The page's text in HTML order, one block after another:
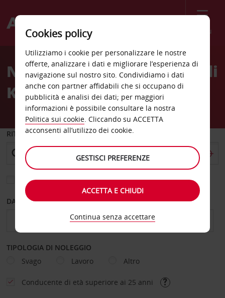
Menù
Welcome
AvisNoleggio auto Aeroporto di
Kiev Boryspil Terminal B
RITIRO DA
Scegli una località di riconsegna diversa
DAL GIORNO AL GIORNO
TIPOLOGIA DI NOLEGGIO
Svago
Lavoro Altro
Conducente di età superiore ai 25 anni
Cookies policy
Utilizziamo i cookie per personalizzare le nostre
offerte, analizzare i dati e migliorare l’esperienza di
navigazione sul nostro sito. Condividiamo i dati
anche con partner affidabili che si occupano di
pubblicità e analisi dei dati; per maggiori
informazioni è possibile consultare la nostra
Politica sui cookie. Cliccando su ACCETTA
acconsenti all’utilizzo dei cookie.
GESTISCI PREFERENZE
ACCETTA E CHIUDI
Continua senza accettare